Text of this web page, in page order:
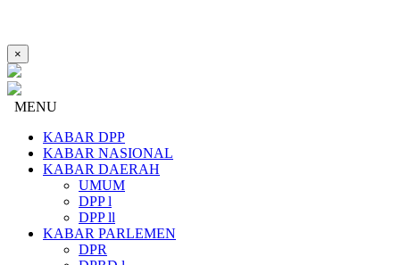
×
MENU
KABAR DPP
KABAR NASIONAL
KABAR DAERAH
UMUM
DPP l
DPP ll
KABAR PARLEMEN
DPR